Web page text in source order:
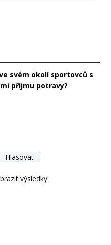
svém okolí sportovců s
příjmu potravy?
výsledky